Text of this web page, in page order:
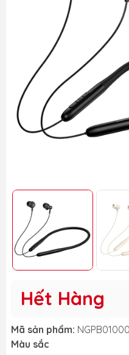
Hết Hàng
Mã sản phẩm:
Màu sắc